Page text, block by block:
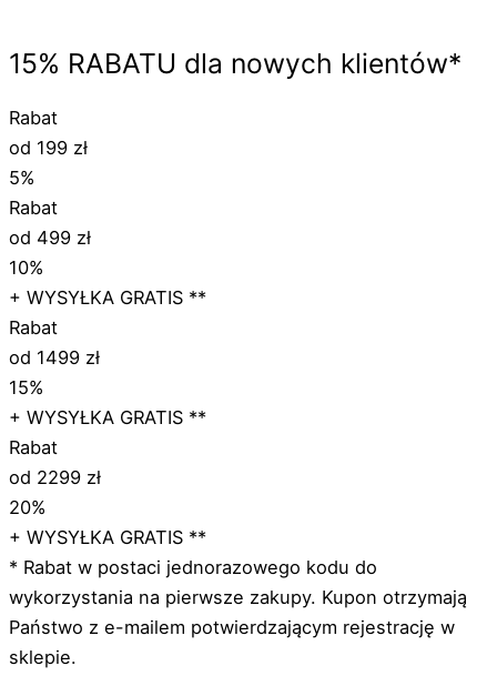
15% RABATU dla nowych klientów*
Rabat
od 199 zł
5%
Rabat
od 499 zł
10%
+ WYSYŁKA GRATIS **
Rabat
od 1499 zł
15%
+ WYSYŁKA GRATIS **
Rabat
od 2299 zł
20%
+ WYSYŁKA GRATIS **
* Rabat w postaci jednorazowego kodu do
wykorzystania na pierwsze zakupy. Kupon otrzymają
Państwo z e-mailem potwierdzającym rejestrację w
sklepie.